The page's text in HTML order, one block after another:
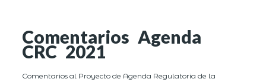
Comentarios Agenda
CRC 2021
Comentarios al Proyecto de Agenda Regulatoria de la